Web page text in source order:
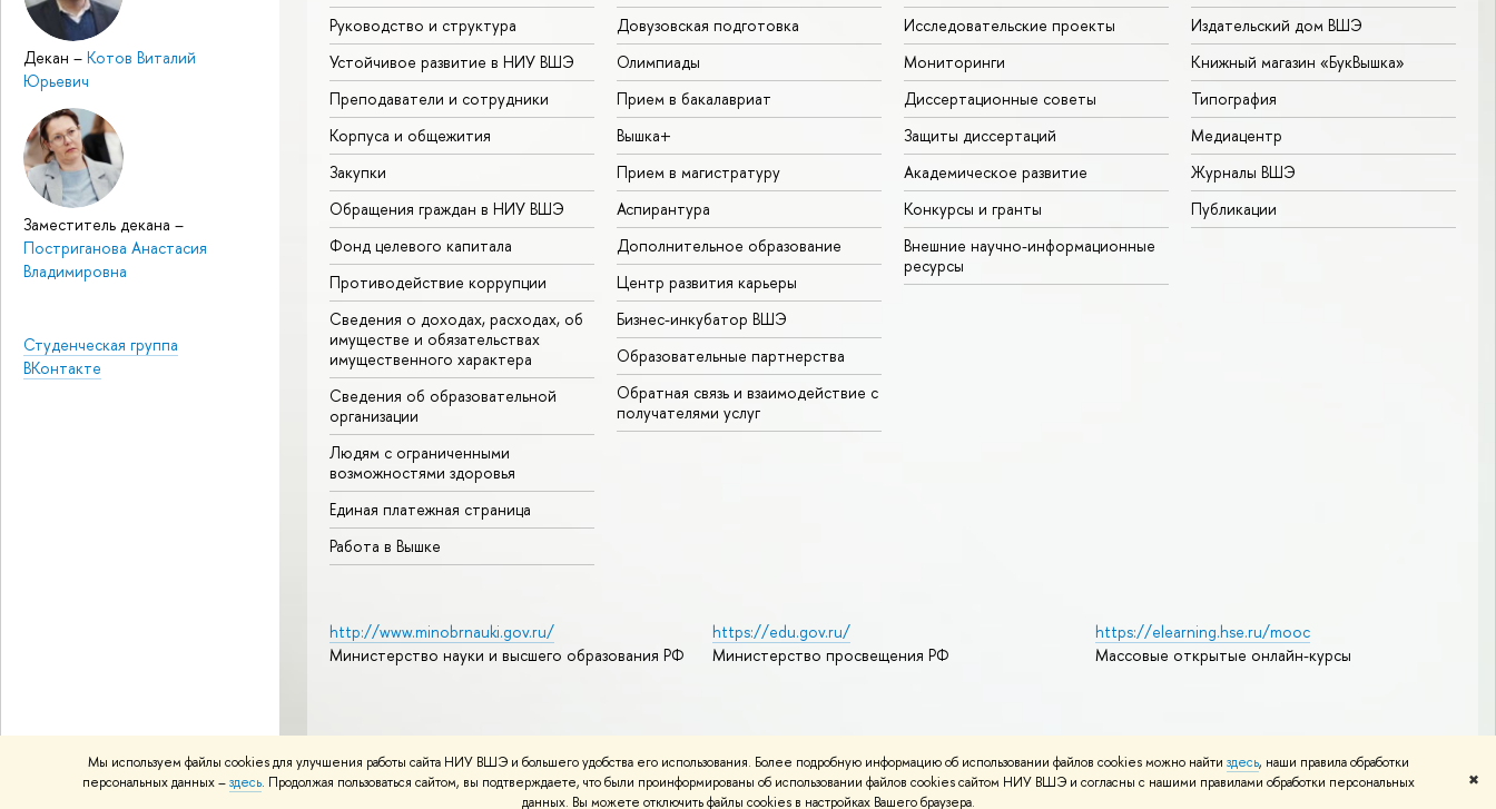
Мы используем файлы cookies для улучшения работы сайта НИУ ВШЭ и большего удобства его использования. Более подробную информацию об использовании файлов cookies можно найти здесь, наши правила обработки
персональных данных –здесь. Продолжая пользоваться сайтом, вы подтверждаете, что были проинформированы об использовании файлов cookies сайтом НИУ ВШЭ и согласны с нашими правилами обработки персональных
данных. Вы можете отключить файлы cookies в настройках Вашего браузера.
✖
Декан – Котов Виталий
Юрьевич
Заместитель декана –
Постриганова Анастасия
Владимировна
Студенческая группа
ВКонтакте
Руководство и структура
Устойчивое развитие в НИУ ВШЭ
Преподаватели и сотрудники
Корпуса и общежития
Закупки
Обращения граждан в НИУ ВШЭ
Фонд целевого капитала
Противодействие коррупции
Сведения о доходах, расходах, об
имуществе и обязательствах
имущественного характера
Сведения об образовательной
организации
Людям с ограниченными
возможностями здоровья
Единая платежная страница
Работа в Вышке
Довузовская подготовка
Олимпиады
Прием в бакалавриат
Вышка+
Прием в магистратуру
Аспирантура
Дополнительное образование
Центр развития карьеры
Бизнес-инкубатор ВШЭ
Образовательные партнерства
Обратная связь и взаимодействие с
получателями услуг
Исследовательские проекты
Мониторинги
Диссертационные советы
Защиты диссертаций
Академическое развитие
Конкурсы и гранты
Внешние научно-информационные
ресурсы
Издательский дом ВШЭ
Книжный магазин «БукВышка»
Типография
Медиацентр
Журналы ВШЭ
Публикации
http://www.minobrnauki.gov.ru/
Министерство науки и высшего образования РФ
https://edu.gov.ru/
Министерство просвещения РФ
https://elearning.hse.ru/mooc
Массовые открытые онлайн-курсы
Политика конфиденциальностиКарта сайта